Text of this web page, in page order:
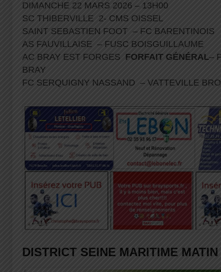
DIMANCHE 22 MARS 2026 – 13H00
SC THIBERVILLE 2- CMS OISSEL
SAINT SEBASTIEN FOOT – FC BARENTINOIS
AS FAUVILLAISE – FUSC BOISGUILLAUME
AC BRAY EST FORGES FORFAIT GÉNÉRAL–
BRAY
FC SERQUIGNY NASSAND – VATTEVILLE
DISTRICT SEINE MARITIME MATIN